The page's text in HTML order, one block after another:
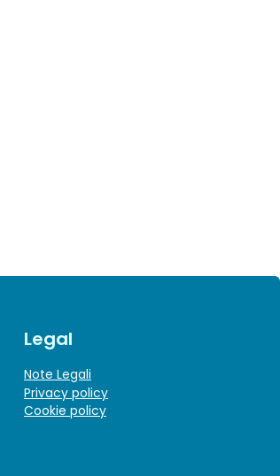
Legal
Note Legali
Privacy policy
Cookie policy